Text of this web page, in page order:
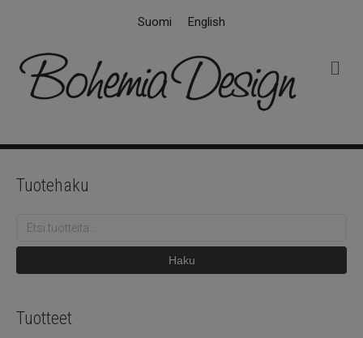
Suomi English
k
Tuotehaku
Etsi:
Haku
Tuotteet